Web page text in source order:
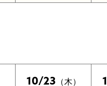
10/23 （木）